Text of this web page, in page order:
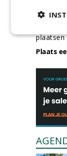
plaatsen
Plaats